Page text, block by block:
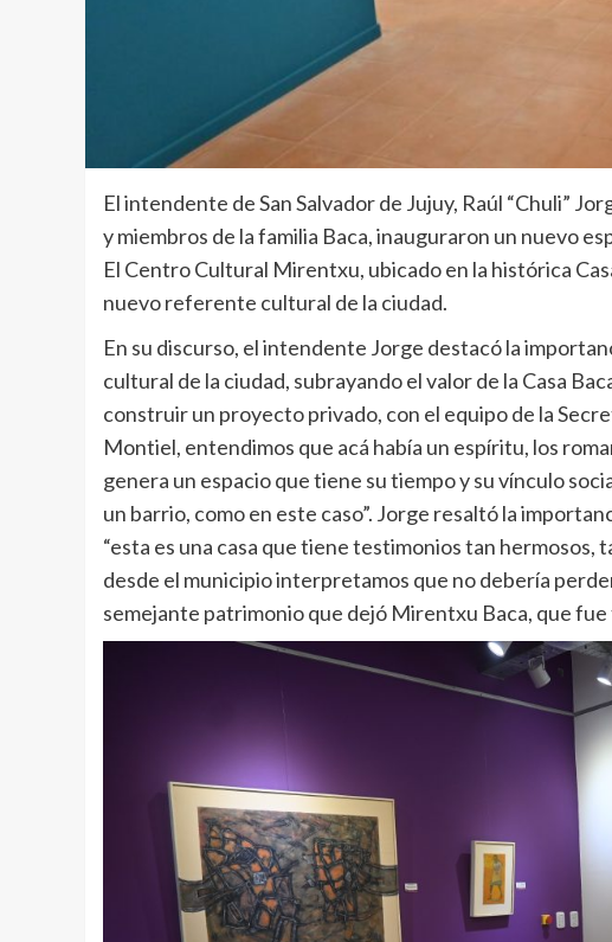
El intendente de San Salvador de Jujuy, Raúl “Chuli”
y miembros de la familia Baca, inauguraron un nuevo
El Centro Cultural Mirentxu, ubicado en la histórica
nuevo referente cultural de la ciudad.
En su discurso, el intendente Jorge destacó la
cultural de la ciudad, subrayando el valor de la Casa
construir un proyecto privado, con el equipo de la
Montiel, entendimos que acá había un espíritu, los
genera un espacio que tiene su tiempo y su vínculo
un barrio, como en este caso”. Jorge resaltó la
“esta es una casa que tiene testimonios tan
desde el municipio interpretamos que no debería
semejante patrimonio que dejó Mirentxu Baca, que fue